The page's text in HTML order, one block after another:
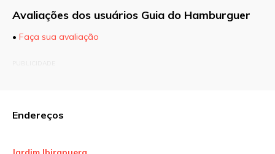
Avaliações dos usuários Guia do Hamburguer
• Faça sua avaliação
Endereços